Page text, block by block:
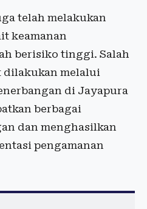
telah melakukan
keamanan
berisiko tinggi. Salah
dilakukan melalui
di Jayapura
berbagai
dan menghasilkan
pengamanan